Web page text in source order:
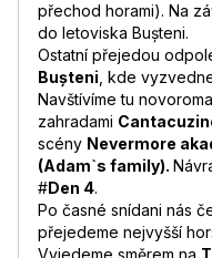
přechod horami). Na
do letoviska Bușteni.
Ostatní přejedou
Bușteni , kde
Navštívíme tu
zahradami
scény Nevermore
(Adam`s family).
#Den 4.
Po časné snídani nás
přejedeme nejvyšší